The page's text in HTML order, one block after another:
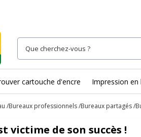
cartouche d'encre Impression en
Bureaux professionnels Bureaux partagés
victime de son succès !